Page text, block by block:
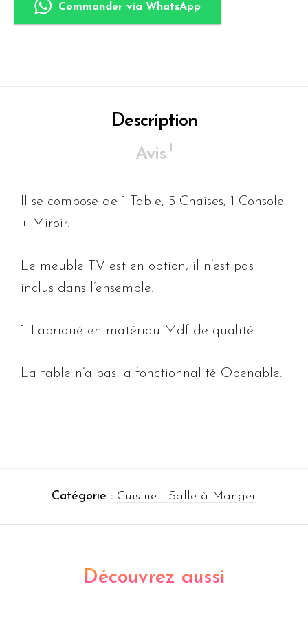
Commander via WhatsApp
Description
Avis 1
Il se compose de 1 Table, 5 Chaises, 1 Console
+ Miroir.
Le meuble TV est en option, il n’est pas
inclus dans l’ensemble.
1. Fabriqué en matériau Mdf de qualité.
La table n’a pas la fonctionnalité Openable.
Catégorie : Cuisine - Salle à Manger
Découvrez aussi